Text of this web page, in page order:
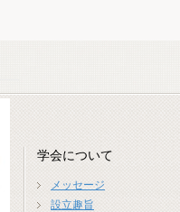
学会について
メッセージ
設立趣旨